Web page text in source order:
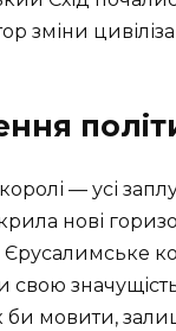
зміни
— усі
нові
мовити,